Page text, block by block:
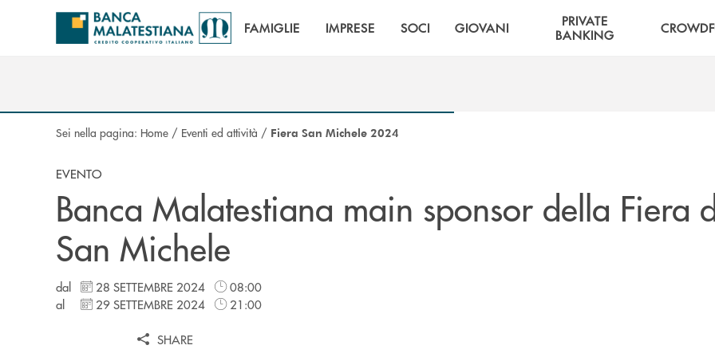
Salta al contenuto principale
FAMIGLIE IMPRESE SOCI GIOVANI
PRIVATE
BANKING
Sei nella pagina: Home / Eventi ed attività / Fiera San Michele 2024
EVENTO
Banca Malatestiana main sponsor della Fiera
San Michele
dal 28 SETTEMBRE 2024
08:00
al
29 SETTEMBRE 2024 21:00
SHARE